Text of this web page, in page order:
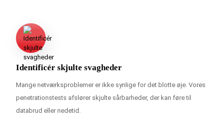
Identificér skjulte svagheder
Mange netværksproblemer er ikke synlige for det blotte øje. Vores
penetrationstests afslører skjulte sårbarheder, der kan føre til
databrud eller nedetid.